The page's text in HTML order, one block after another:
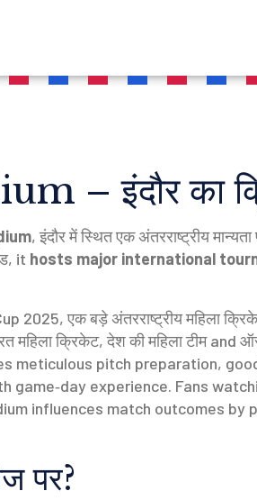
– इंदौर का
,इंदौर में स्थित एक अंतरराष्ट्रीय
, it hosts major international
2025,एक बड़े अंतरराष्ट्रीय महिला
महिला क्रिकेट,देश की महिला टीमand
meticulous pitch preparation,
game‑day experience. Fans
influences match outcomes by
पर?